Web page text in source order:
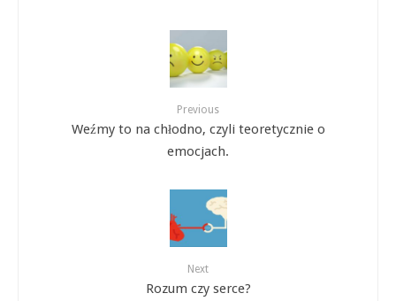
Previous
Weźmy to na chłodno, czyli teoretycznie o
emocjach.
Next
Rozum czy serce?